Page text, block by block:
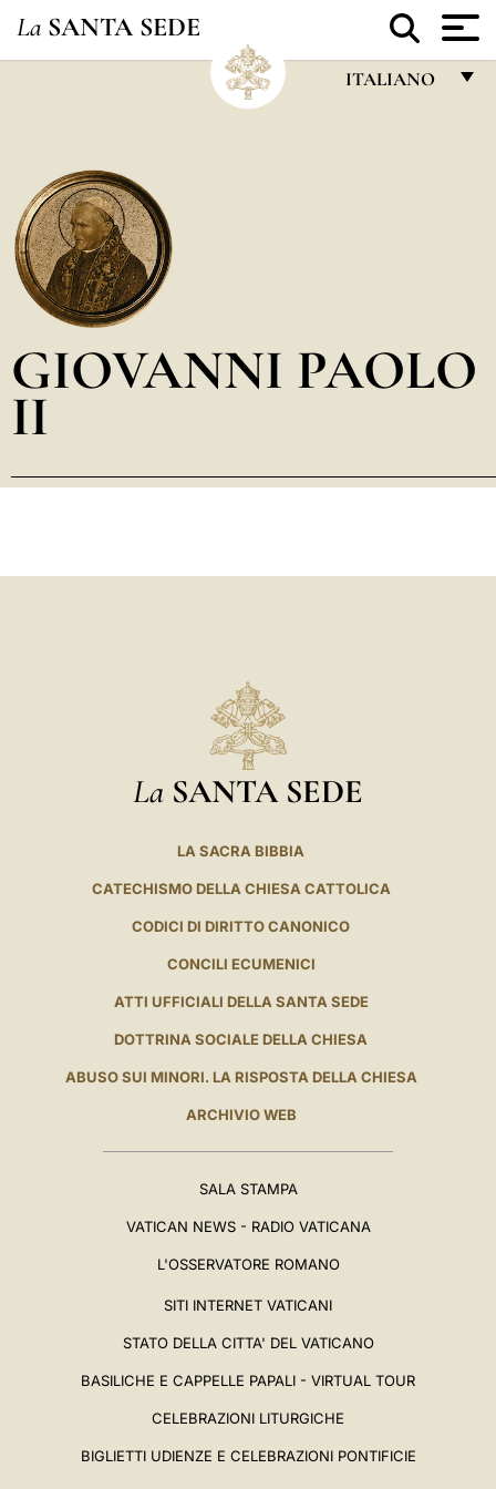
La SANTA SEDE
ITALIANO
POLSKI
GIOVANNI PAOLO
II
La SANTA SEDE
LA SACRA BIBBIA
CATECHISMO DELLA CHIESA CATTOLICA
CODICI DI DIRITTO CANONICO
CONCILI ECUMENICI
ATTI UFFICIALI DELLA SANTA SEDE
DOTTRINA SOCIALE DELLA CHIESA
ABUSO SUI MINORI. LA RISPOSTA DELLA CHIESA
ARCHIVIO WEB
SALA STAMPA
VATICAN NEWS - RADIO VATICANA
L'OSSERVATORE ROMANO
SITI INTERNET VATICANI
STATO DELLA CITTA' DEL VATICANO
BASILICHE E CAPPELLE PAPALI - VIRTUAL TOUR
CELEBRAZIONI LITURGICHE
BIGLIETTI UDIENZE E CELEBRAZIONI PONTIFICIE